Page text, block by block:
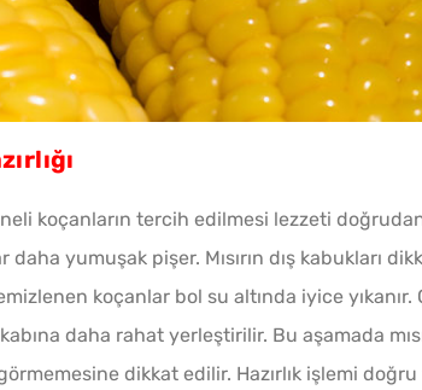
koçanların tercih edilmesi lezzeti
yumuşak pişer. Mısırın dış kabukları
koçanlar bol su altında iyice
daha rahat yerleştirilir. Bu aşamada
dikkat edilir. Hazırlık işlemi doğru